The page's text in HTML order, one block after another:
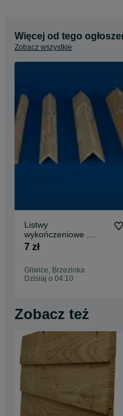
Więcej od tego
Zobacz wszystkie
Listwy
wykończeniowe ,
Kątownik , Listwa
7 zł
Gliwice, Brzezinka
Dzisiaj o 04:10
Zobacz też